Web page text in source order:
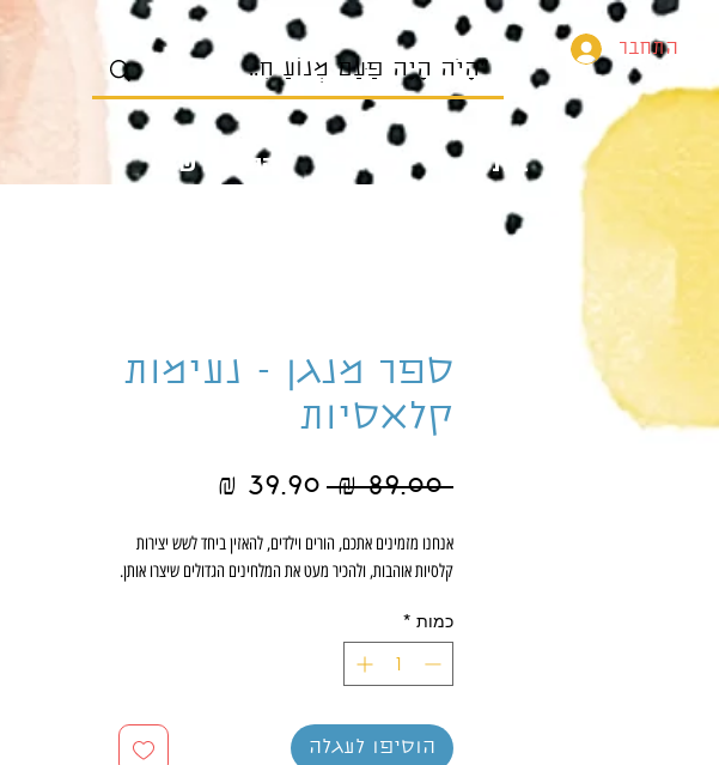
התחבר
הספרים שלנו בית
ספר מנגן - נעימות
קלאסיות
‏89.00 ‏₪
מחיר
אנחנו מזמינים אתכם, הורים וילדים, להאזין ביחד לשש יצירות
קלסיות אוהבות, ולהכיר מעט את המלחינים הגדולים שיצרו אותן.
כמות *
הוסיפו לעגלה